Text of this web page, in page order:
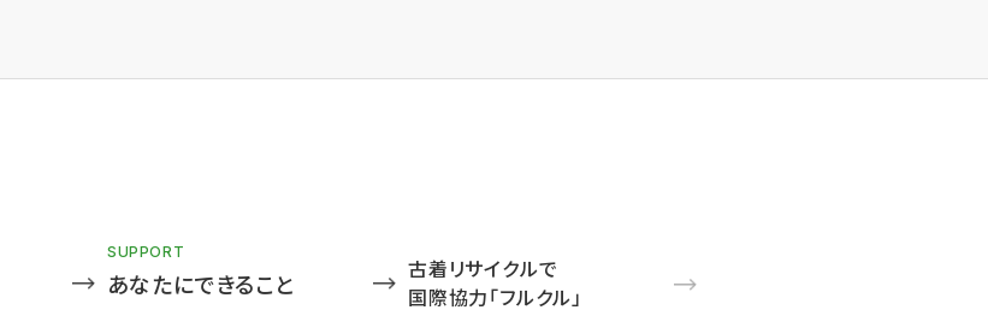
SUPPORT
あなたにできること
古着リサイクルで
国際協力「フルクル」